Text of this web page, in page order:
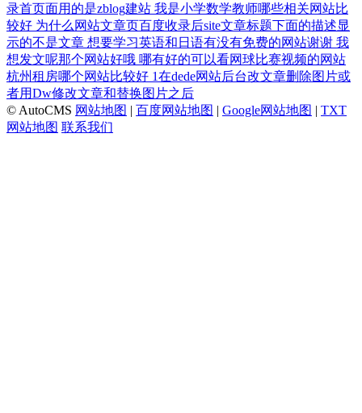
录首页面用的是zblog建站 我是小学数学教师哪些相关网站比
较好 为什么网站文章页百度收录后site文章标题下面的描述显
示的不是文章 想要学习英语和日语有没有免费的网站谢谢 我
想发文呢那个网站好哦 哪有好的可以看网球比赛视频的网站
杭州租房哪个网站比较好 1在dede网站后台改文章删除图片或
者用Dw修改文章和替换图片之后
© AutoCMS 网站地图 | 百度网站地图 | Google网站地图 | TXT
网站地图 联系我们